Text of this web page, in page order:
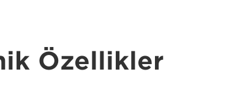
Özellikler